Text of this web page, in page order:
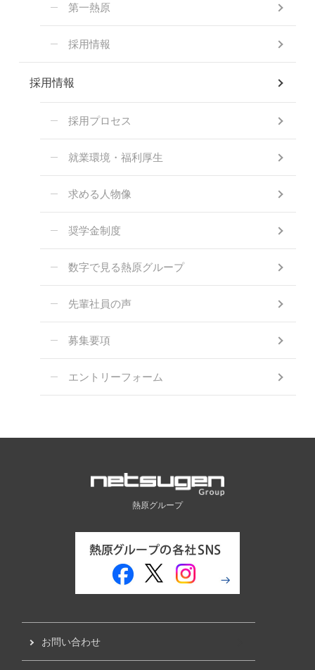
第一熱原
採用情報
採用情報
採用プロセス
就業環境・福利厚生
求める人物像
奨学金制度
数字で見る熱原グループ
先輩社員の声
募集要項
エントリーフォーム
熱原グループ
お問い合わせ